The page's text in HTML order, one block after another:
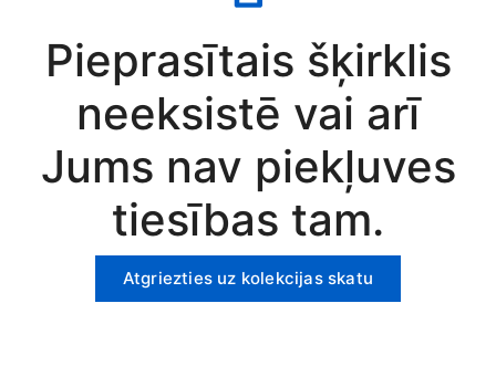
Pieprasītais šķirklis
neeksistē vai arī
Jums nav piekļuves
tiesības tam.
Atgriezties uz kolekcijas skatu